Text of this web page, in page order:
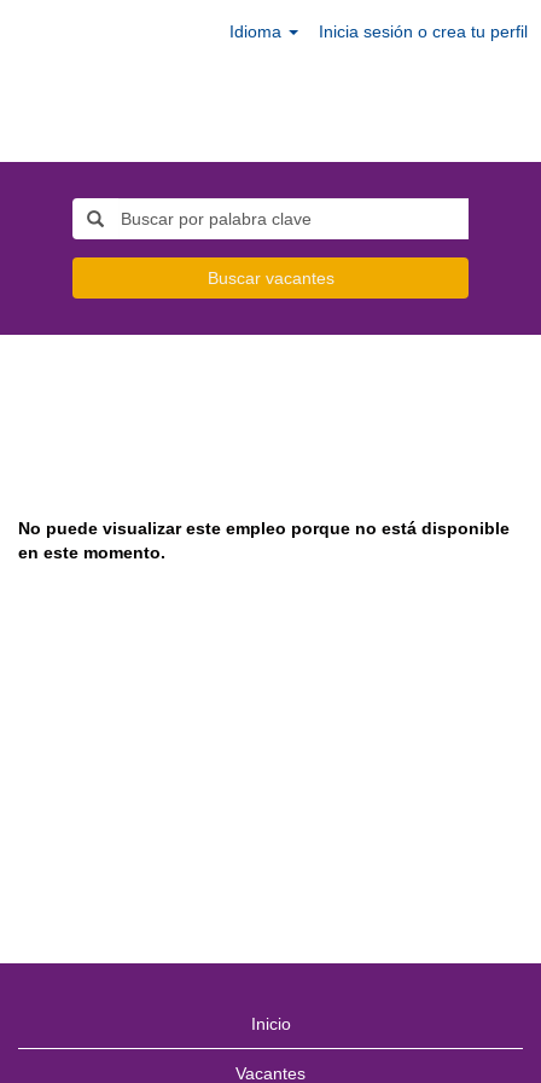
Idioma Inicia sesión o crea tu perfil
Buscar vacantes
No puede visualizar este empleo porque no está disponible
en este momento.
Inicio
Vacantes